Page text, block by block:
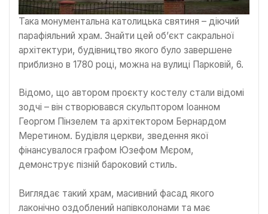
Така монументальна католицька святиня – діючий
парафіяльний храм. Знайти цей об’єкт сакральної
архітектури, будівництво якого було завершене
приблизно в 1780 році, можна на вулиці Парковій, 6.
Відомо, що автором проєкту костелу стали відомі
зодчі – він створювався скульптором Іоанном
Георгом Пінзелем та архітектором Бернардом
Меретином. Будівля церкви, зведення якої
фінансувалося графом Юзефом Мєром,
демонструє пізній бароковий стиль.
Виглядає такий храм, масивний фасад якого
лаконічно оздоблений напівколонами та має